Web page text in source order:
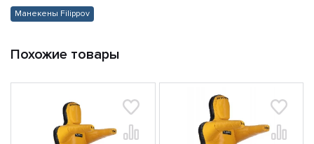
Манекены Filippov
Похожие товары